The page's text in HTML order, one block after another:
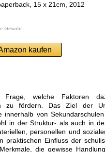
15 x 21cm, 2012
Gewähr
kaufen
welche Faktoren
zu fördern. Das Ziel der
innerhalb von
in der Struktur- als auch in
personellen und
praktischen Einfluss der
die gewisse